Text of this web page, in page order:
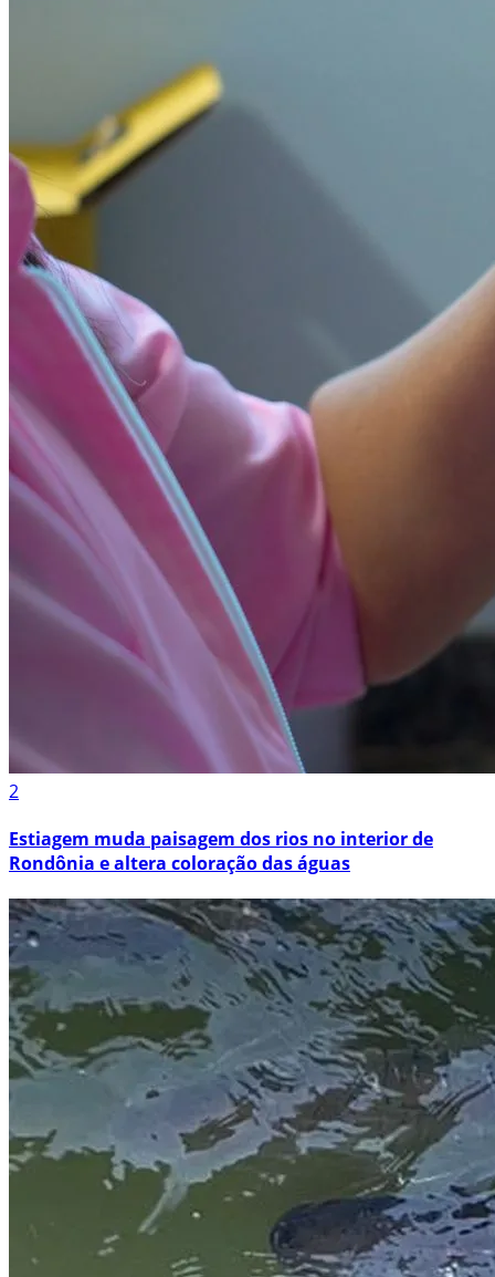
2
Estiagem muda paisagem dos rios no interior de
Rondônia e altera coloração das águas